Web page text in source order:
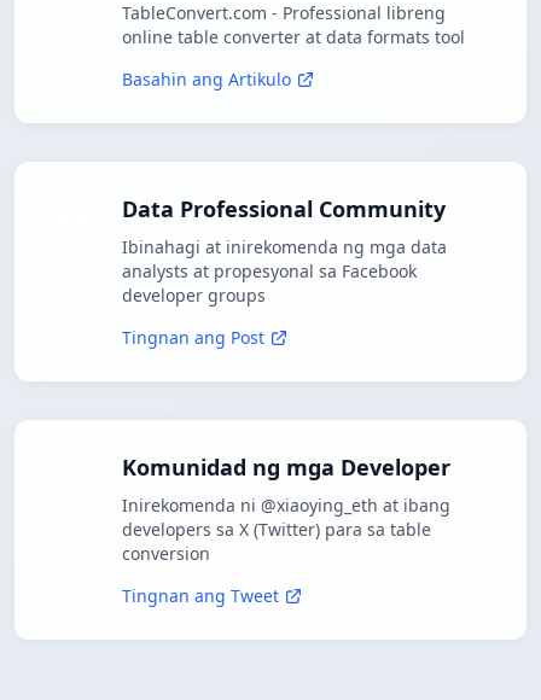
TableConvert.com - Professional libreng
online table converter at data formats tool
Basahin ang Artikulo
Data Professional Community
Ibinahagi at inirekomenda ng mga data
analysts at propesyonal sa Facebook
developer groups
Tingnan ang Post
Komunidad ng mga Developer
Inirekomenda ni @xiaoying_eth at ibang
developers sa X (Twitter) para sa table
conversion
Tingnan ang Tweet